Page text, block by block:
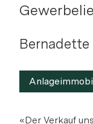
Gut
Suchprofil
«Der Verkauf